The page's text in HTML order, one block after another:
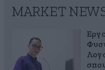
MARKET